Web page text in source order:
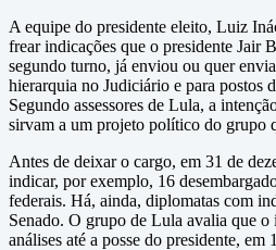
A equipe do presidente eleito, Luiz
frear indicações que o presidente Jair
segundo turno, já enviou ou quer
hierarquia no Judiciário e para postos
Segundo assessores de Lula, a
sirvam a um projeto político do grupo
Antes de deixar o cargo, em 31 de
indicar, por exemplo, 16
federais. Há, ainda, diplomatas com
Senado. O grupo de Lula avalia que o
análises até a posse do presidente, em